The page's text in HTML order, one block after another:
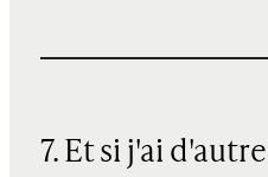
7. Et si j'ai